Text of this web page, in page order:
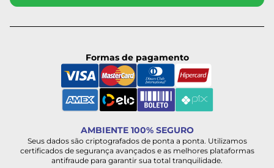
Formas de pagamento
AMBIENTE 100% SEGURO
Seus dados são criptografados de ponta a ponta. Utilizamos
certificados de segurança avançados e as melhores plataformas
antifraude para garantir sua total tranquilidade.